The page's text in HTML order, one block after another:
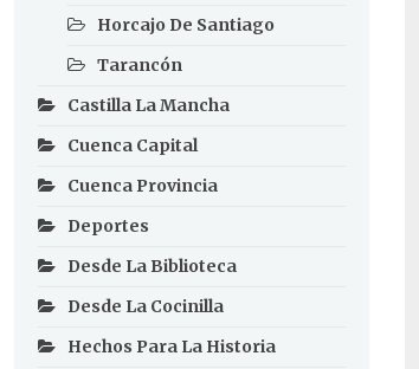
Horcajo De Santiago
Tarancón
Castilla La Mancha
Cuenca Capital
Cuenca Provincia
Deportes
Desde La Biblioteca
Desde La Cocinilla
Hechos Para La Historia